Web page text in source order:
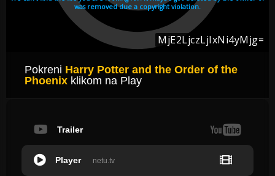
Pokreni Harry Potter and the Order of the
Phoenix klikom na Play
Trailer
netu.tv
Player